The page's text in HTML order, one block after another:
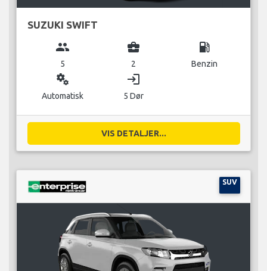
SUZUKI SWIFT
group
5
business_center
2
local_gas_station
Benzin
miscellaneous_services
Automatisk
login
5 Dør
VIS DETALJER...
SUV